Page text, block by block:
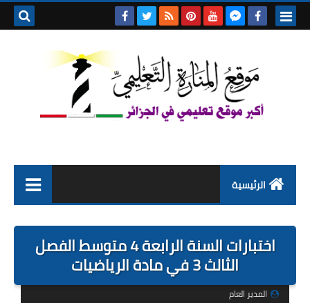
الرئيسية
التربية التحضيرية
السنة الاولى ابتدائي
اختبارات السنة الرابعة 4 متوسط الفصل
الثالث 3 في مادة الرياضيات
المدير العام